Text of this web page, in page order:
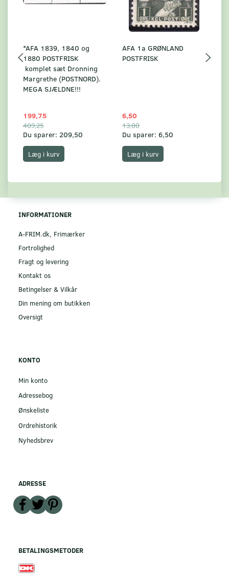
*AFA 1839, 1840 og
1880 POSTFRISK
komplet sæt Dronning
Margrethe (POSTNORD).
MEGA SJÆLDNE!!!
199,75
409,25
Du sparer: 209,50
Læg i kurv
AFA 1a GRØNLAND
POSTFRISK
6,50
13,00
Du sparer: 6,50
Læg i kurv
INFORMATIONER
A-FRIM.dk, Frimærker
Fortrolighed
Fragt og levering
Kontakt os
Betingelser & Vilkår
Din mening om butikken
Oversigt
KONTO
Min konto
Adressebog
Ønskeliste
Ordrehistorik
Nyhedsbrev
ADRESSE
BETALINGSMETODER